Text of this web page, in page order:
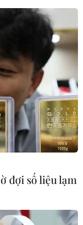
nghiệp Hàn Quốc
đợi số liệu lạm